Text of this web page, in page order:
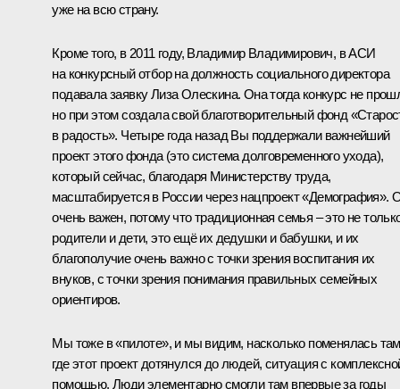
уже на всю страну.
Кроме того, в 2011 году, Владимир Владимирович, в АСИ
на конкурсный отбор на должность социального директора
подавала заявку Лиза Олескина. Она тогда конкурс не
но при этом создала свой благотворительный фонд
в радость». Четыре года назад Вы поддержали важнейший
проект этого фонда (это система долговременного ухода),
который сейчас, благодаря Министерству труда,
масштабируется в России через нацпроект «Демография».
очень важен, потому что традиционная семья – это не
родители и дети, это ещё их дедушки и бабушки, и их
благополучие очень важно с точки зрения воспитания их
внуков, с точки зрения понимания правильных семейных
ориентиров.
Мы тоже в «пилоте», и мы видим, насколько поменялась
где этот проект дотянулся до людей, ситуация с
помощью. Люди элементарно смогли там впервые за годы